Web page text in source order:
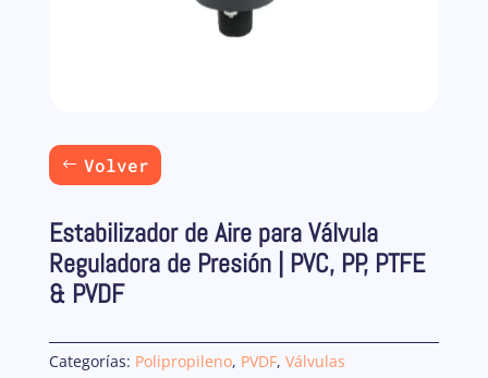
Volver
Estabilizador de Aire para Válvula
Reguladora de Presión | PVC, PP, PTFE
& PVDF
Categorías: Polipropileno, PVDF, Válvulas